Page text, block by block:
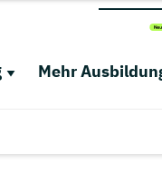
Mehr